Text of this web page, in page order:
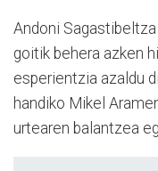
Andoni
goitik behera azken
esperientzia azaldu
handiko Mikel
urtearen balantzea